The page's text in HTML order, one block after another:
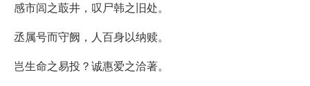
感市闾之菆井，叹尸韩之旧处。
丞属号而守阙，人百身以纳赎。
岂生命之易投？诚惠爱之洽著。